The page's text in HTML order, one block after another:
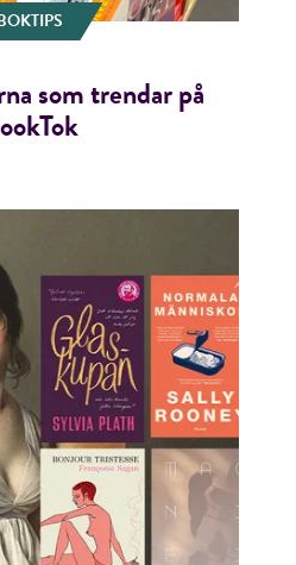
som trendar på